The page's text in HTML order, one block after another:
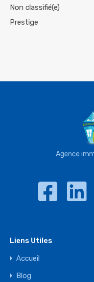
Non classifié(e)
Prestige
Agence
Liens Utiles
Accueil
Blog